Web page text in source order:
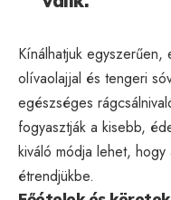
Kínálhatjuk egyszerűen,
olívaolajjal és tengeri
egészséges
fogyasztják a kisebb,
kiváló módja lehet,
étrendjükbe.